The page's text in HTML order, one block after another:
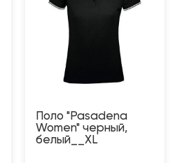
Поло "Pasadena
Women" черный,
белый__XL